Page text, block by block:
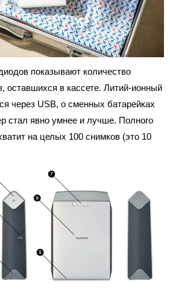
показывают количество
оставшихся в кассете. Литий-ионный
через USB, о сменных батарейках
стал явно умнее и лучше. Полного
на целых 100 снимков (это 10